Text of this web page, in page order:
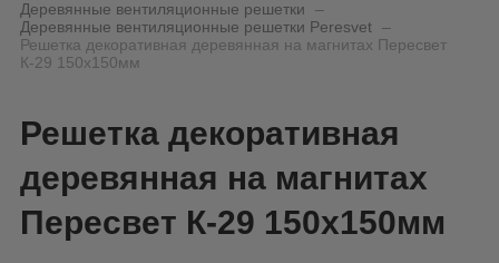
Деревянные вентиляционные решетки
Деревянные вентиляционные решетки Peresvet
Решетка декоративная деревянная на магнитах Пересвет
К-29 150х150мм
Решетка декоративная
деревянная на магнитах
Пересвет К-29 150х150мм